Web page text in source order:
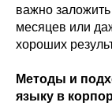
важно
месяцев или
хороших
Методы и
языку в